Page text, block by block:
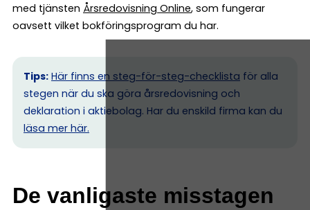
med tjänsten Årsredovisning Online, som fungerar
oavsett vilket bokföringsprogram du har.
Tips: Här finns en steg-för-steg-checklista för alla
stegen när du ska göra årsredovisning och
deklaration i aktiebolag. Har du enskild firma kan du
läsa mer här.
De vanligaste misstagen